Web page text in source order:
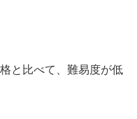
と比べて、難易度が低